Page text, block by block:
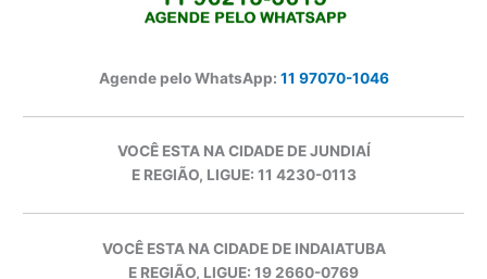
Agende pelo WhatsApp: 11 97070-1046
VOCÊ ESTA NA CIDADE DE JUNDIAÍ
E REGIÃO, LIGUE: 11 4230-0113
VOCÊ ESTA NA CIDADE DE INDAIATUBA
E REGIÃO, LIGUE: 19 2660-0769